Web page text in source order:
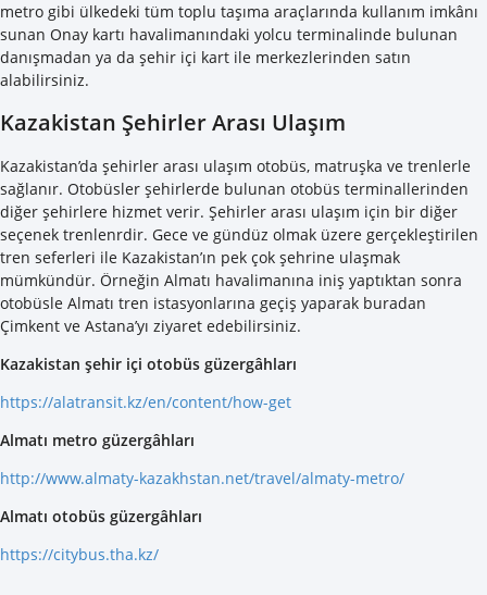
metro gibi ülkedeki tüm toplu taşıma araçlarında kullanım imkânı
sunan Onay kartı havalimanındaki yolcu terminalinde bulunan
danışmadan ya da şehir içi kart ile merkezlerinden satın
alabilirsiniz.
Kazakistan Şehirler Arası Ulaşım
Kazakistan’da şehirler arası ulaşım otobüs, matruşka ve trenlerle
sağlanır. Otobüsler şehirlerde bulunan otobüs terminallerinden
diğer şehirlere hizmet verir. Şehirler arası ulaşım için bir diğer
seçenek trenlenrdir. Gece ve gündüz olmak üzere gerçekleştirilen
tren seferleri ile Kazakistan’ın pek çok şehrine ulaşmak
mümkündür. Örneğin Almatı havalimanına iniş yaptıktan sonra
otobüsle Almatı tren istasyonlarına geçiş yaparak buradan
Çimkent ve Astana’yı ziyaret edebilirsiniz.
Kazakistan şehir içi otobüs güzergâhları
https://alatransit.kz/en/content/how-get
Almatı metro güzergâhları
http://www.almaty-kazakhstan.net/travel/almaty-metro/
Almatı otobüs güzergâhları
https://citybus.tha.kz/